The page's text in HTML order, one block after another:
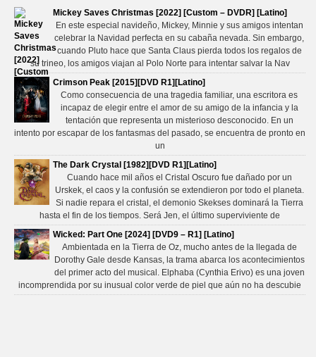
Mickey Saves Christmas [2022] [Custom – DVDR] [Latino]
En este especial navideño, Mickey, Minnie y sus amigos intentan
celebrar la Navidad perfecta en su cabaña nevada. Sin embargo,
cuando Pluto hace que Santa Claus pierda todos los regalos de
su trineo, los amigos viajan al Polo Norte para intentar salvar la Nav
Crimson Peak [2015][DVD R1][Latino]
Como consecuencia de una tragedia familiar, una escritora es
incapaz de elegir entre el amor de su amigo de la infancia y la
tentación que representa un misterioso desconocido. En un
intento por escapar de los fantasmas del pasado, se encuentra de pronto en
un
The Dark Crystal [1982][DVD R1][Latino]
Cuando hace mil años el Cristal Oscuro fue dañado por un
Urskek, el caos y la confusión se extendieron por todo el planeta.
Si nadie repara el cristal, el demonio Skekses dominará la Tierra
hasta el fin de los tiempos. Será Jen, el último superviviente de
Wicked: Part One [2024] [DVD9 – R1] [Latino]
Ambientada en la Tierra de Oz, mucho antes de la llegada de
Dorothy Gale desde Kansas, la trama abarca los acontecimientos
del primer acto del musical. Elphaba (Cynthia Erivo) es una joven
incomprendida por su inusual color verde de piel que aún no ha descubie